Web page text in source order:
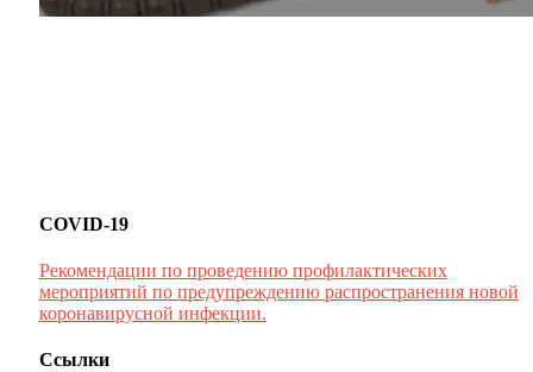
COVID-19
Рекомендации по проведению профилактических
мероприятий по предупреждению распространения новой
коронавирусной инфекции.
Ссылки